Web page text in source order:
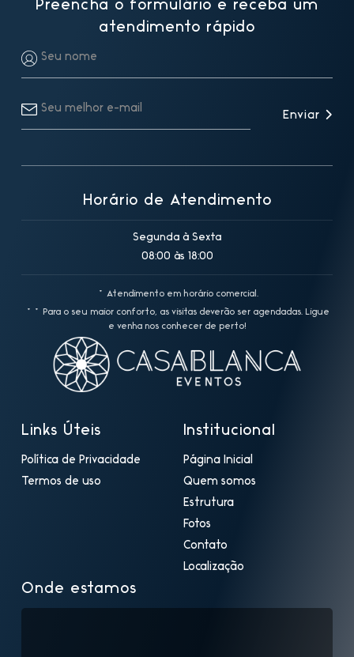
Links Úteis
Política de Privacidade
Termos de uso
Institucional
Página Inicial
Quem somos
Estrutura
Fotos
Contato
Localização
Onde estamos
Preencha o formulário e receba um
atendimento rápido
Enviar
Horário de Atendimento
Segunda à Sexta
08:00 às 18:00
* Atendimento em horário comercial.
** Para o seu maior conforto, as visitas deverão ser agendadas. Ligue
e venha nos conhecer de perto!